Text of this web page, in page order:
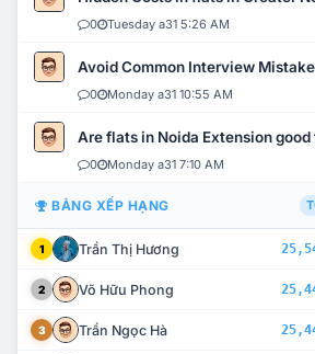
0 Tuesday a31 5:26 AM
Avoid Common Interview
0 Monday a31 10:55 AM
Are flats in Noida Extension
0 Monday a31 7:10 AM
BẢNG XẾP HẠNG
1 Trần Thị Hương
2 Võ Hữu Phong
3 Trần Ngọc Hà